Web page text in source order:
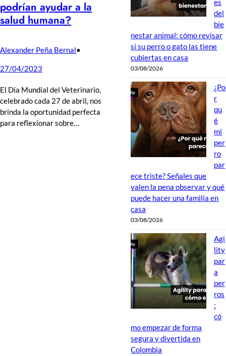
podrían ayudar a la
salud humana?
Alexander Peña Bernal•
27/04/2023
El Día Mundial del Veterinario,
celebrado cada 27 de abril, nos
brinda la oportunidad perfecta
para reflexionar sobre…
es
del
bie
nestar animal: cómo revisar
si su perro o gato las tiene
cubiertas en casa
03/08/2026
¿Po
r
qu
é
mi
per
ro
par
ece triste? Señales que
valen la pena observar y qué
puede hacer una familia en
casa
03/08/2026
Agi
lity
par
a
per
ros
:
có
mo empezar de forma
segura y divertida en
Colombia